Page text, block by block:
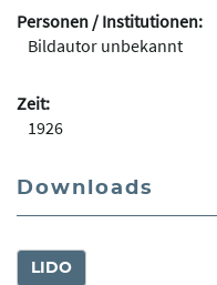
Personen / Institutionen:
Bildautor unbekannt
Zeit:
1926
Downloads
LIDO